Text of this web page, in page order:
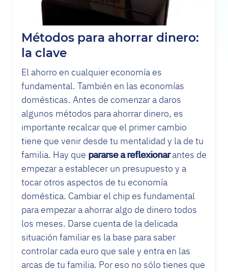
Métodos para ahorrar dinero:
la clave
El ahorro en cualquier economía es
fundamental. También en las economías
domésticas. Antes de comenzar a daros
algunos métodos para ahorrar dinero, es
importante recalcar que el primer cambio
tiene que venir desde tu mentalidad y la de tu
familia. Hay que pararse a reflexionarantes de
empezar a establecer un presupuesto y a
tocar otros aspectos de tu economía
doméstica. Cambiar el chip es fundamental
para empezar a ahorrar algo de dinero todos
los meses. Darse cuenta de la delicada
situación familiar es la base para saber
controlar cada euro que sale y entra en las
arcas de tu familia. Por eso no sólo tienes que